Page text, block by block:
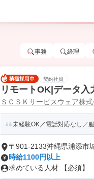
事務 経理
契約社員
リモートOK|データ入
ＳＣＳＫサービスウェア株
未経験OK／電話対応なし／
〒901-2133沖縄県浦添市
時給1100円以上
求めている人材 【必須】